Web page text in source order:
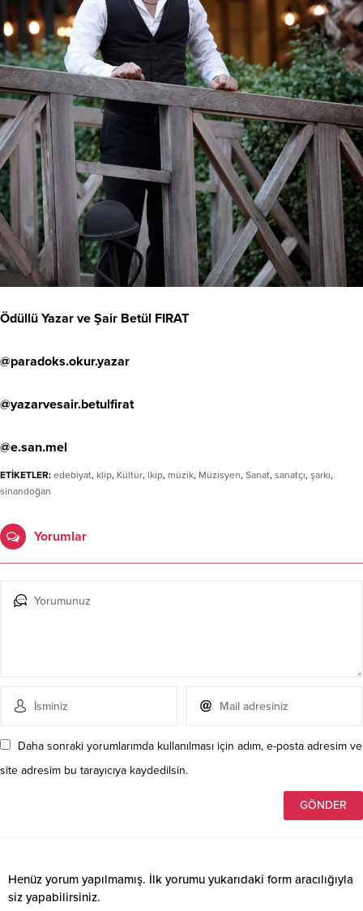
Ödüllü Yazar ve Şair Betül FIRAT
@paradoks.okur.yazar
@yazarvesair.betulfirat
@e.san.mel
ETİKETLER: edebiyat, klip, Kültür, lkip, müzik, Müzisyen, Sanat, sanatçı, şarkı,
sinandoğan
Yorumlar
Daha sonraki yorumlarımda kullanılması için adım, e-posta adresim ve
site adresim bu tarayıcıya kaydedilsin.
Henüz yorum yapılmamış. İlk yorumu yukarıdaki form aracılığıyla
siz yapabilirsiniz.